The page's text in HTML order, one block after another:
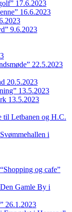
17.6.2023
16.6.2023
9.6.2023
22.5.2023
20.5.2023
13.5.2023
13.5.2023
til Letbanen og H.C.
i
og cafe”
Gamle By i
26.1.2023